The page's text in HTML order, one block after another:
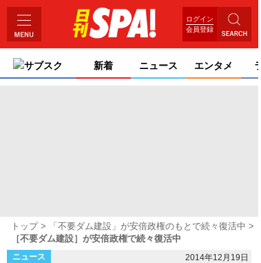
ログイン
会員登録
サブスク 新着 ニュース エンタメ
トップ
「不要ダム建設」が安倍政権のもとで続々復活中
［不要ダム建設］が安倍政権で続々復活中
ニュース 2014年12月19日